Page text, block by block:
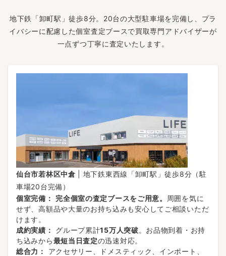
地下鉄「卸町駅」徒歩8分。20台の大型駐車場を完備し、プラ
イバシーに配慮した個室査定ブースで買取専門アドバイザーが
一点ずつ丁寧に査定いたします。
仙台市若林区中倉 | 地下鉄東西線「卸町駅」徒歩8分（駐
車場20台完備）
個室完備：
完全個室の査定ブースをご用意。
周囲を気に
せず、高額品や大量のお持ち込みも安心してご相談いただ
けます。
成約実績：
グループ累計15万人突破。お品物到着・お持
ち込みから最短当日査定の迅速対応。
総合力：
アクセサリー、ドメスティック、インポート、